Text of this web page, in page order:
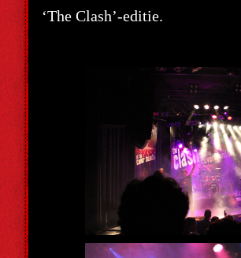
‘The Clash’-editie.